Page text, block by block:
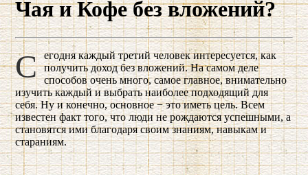
Чая и Кофе без вложений?
Сегодня каждый третий человек интересуется, как получить доход без вложений. На самом деле
способов очень много, самое главное, внимательно
изучить каждый и выбрать наиболее подходящий для
себя. Ну и конечно, основное − это иметь цель. Всем
известен факт того, что люди не рождаются успешными, а
становятся ими благодаря своим знаниям, навыкам и
стараниям.